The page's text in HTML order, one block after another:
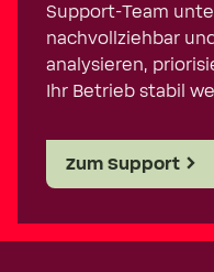
Support-Team
nachvollziehbar
analysieren,
Ihr Betrieb stabil
Zum Support